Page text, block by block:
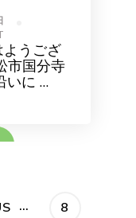
お
体
の
メ
ン
ス
に
ジ
うござ
市国分寺
いに …
… PAGE
8